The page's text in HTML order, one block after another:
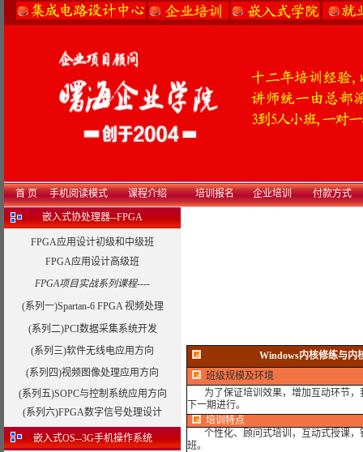
首 页 手机阅读模式 课程介绍 培训报名 企业培训 付款方式
嵌入式协处理器--FPGA
FPGA应用设计初级和中级班
FPGA应用设计高级班
FPGA项目实战系列课程----
(系列一)Spartan-6 FPGA 视频处理
(系列二)PCI数据采集系统开发
(系列三)软件无线电应用方向
(系列四)视频图像处理应用方向
(系列五)SOPC与控制系统应用方向
(系列六)FPGA数字信号处理设计
嵌入式OS--3G手机操作系统
Windows内核修练与内
班级规模及环境
为了保证培训效果，增加互动环节，
下一期进行。
培训特点
个性化、顾问式培训，互动式授课
班。